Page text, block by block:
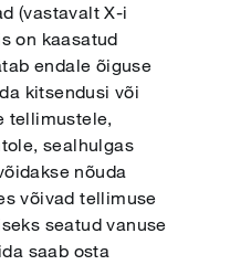
(vastavalt X-i
on kaasatud
endale õiguse
kitsendusi või
tellimustele,
sealhulgas
nõuda
võivad tellimuse
seatud vanuse
saab osta